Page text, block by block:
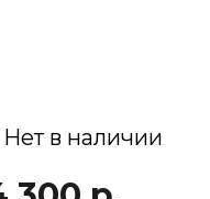
Нет в наличии